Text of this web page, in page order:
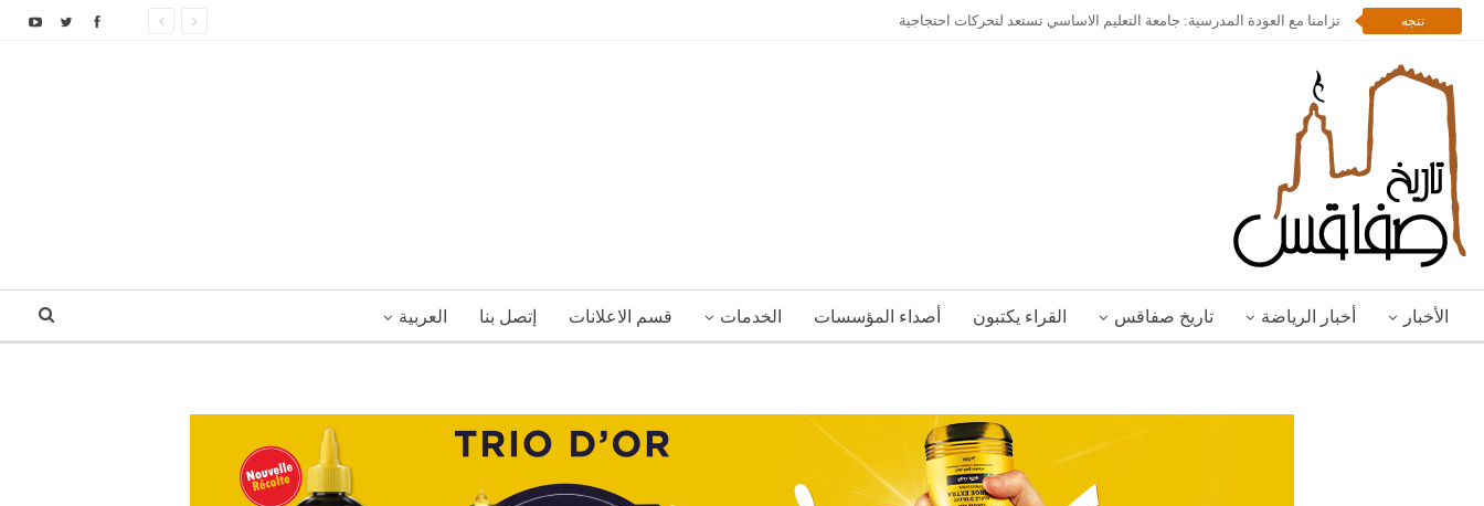
تتجه تزامنا مع العودة المدرسية: جامعة التعليم الاساسي تستعد لتحركات احتجاجية
الأخبار أخبار الرياضة تاريخ صفاقس القراء يكتبون أصداء المؤسسات الخدمات قسم الاعلانات إتصل بنا العربية